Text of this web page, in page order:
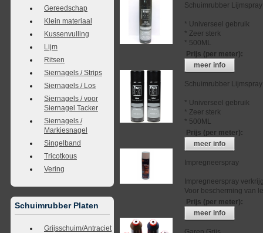
Gereedschap
Klein materiaal
Kussenvulling
Lijm
Ritsen
Siernagels / Strips
Siernagels / Los
Siernagels / voor
Siernagel Tacker
Siernagels /
Markiesnagel
Singelband
Tricotkous
Vering
Schuimrubber Platen
Grijsschuim/Antraciet
Schuimrubber Lijmspray
* Universeel gebruik
* Zeer sterk
* 500ML
Prijs (per meter):
meer info
Schuimrubber
* Universeel gebruik
* Zeer sterk
* 500ML
Prijs (per meter):
meer info
Impregneerspray
Impregneerspray
Voor bescherming van
Prijs (per meter):
meer info